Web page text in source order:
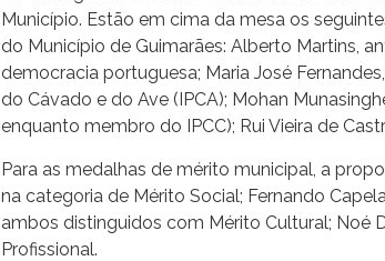
Município. Estão em cima da mesa os
do Município de Guimarães: Alberto Martins,
democracia portuguesa; Maria José
do Cávado e do Ave (IPCA); Mohan
enquanto membro do IPCC); Rui Vieira de
Para as medalhas de mérito municipal, a
na categoria de Mérito Social; Fernando
ambos distinguidos com Mérito Cultural; Noé
Profissional.